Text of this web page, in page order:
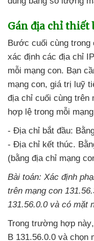
Gán địa chỉ thiết
Bước cuối cùng trong
xác định các địa chỉ IP
mỗi mạng con. Bạn
mạng con, giá trị luỹ
địa chỉ cuối cùng trên
hợp lệ trong mỗi
- Địa chỉ bắt đầu:
- Địa chỉ kết thúc.
(bằng địa chỉ mạng
Bài toán: Xác định
trên mạng con
131.56.0.0 và có mặt
Trong trường hợp này
B 131.56.0.0 và chọn